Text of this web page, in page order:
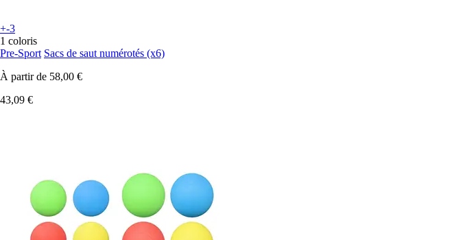
+-3
1 coloris
Pre-Sport Sacs de saut numérotés (x6)
À partir de 58,00 €
43,09 €